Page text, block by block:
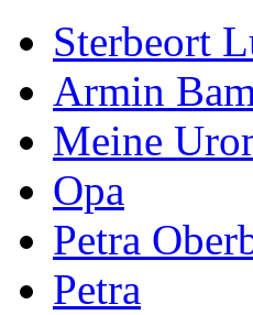
Sterbeort
Armin
Meine
Opa
Petra
Petra